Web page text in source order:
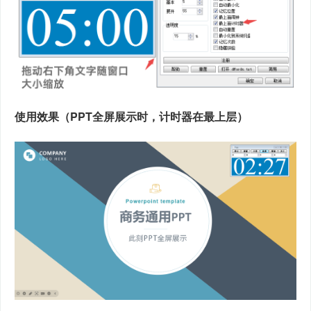
使用效果（PPT全屏展示时，计时器在最上层）